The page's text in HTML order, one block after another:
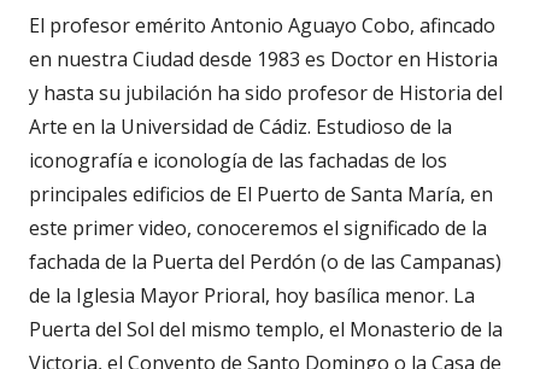
El profesor emérito Antonio Aguayo Cobo, afincado
en nuestra Ciudad desde 1983 es Doctor en Historia
y hasta su jubilación ha sido profesor de Historia del
Arte en la Universidad de Cádiz. Estudioso de la
iconografía e iconología de las fachadas de los
principales edificios de El Puerto de Santa María, en
este primer video, conoceremos el significado de la
fachada de la Puerta del Perdón (o de las Campanas)
de la Iglesia Mayor Prioral, hoy basílica menor. La
Puerta del Sol del mismo templo, el Monasterio de la
Victoria, el Convento de Santo Domingo o la Casa de